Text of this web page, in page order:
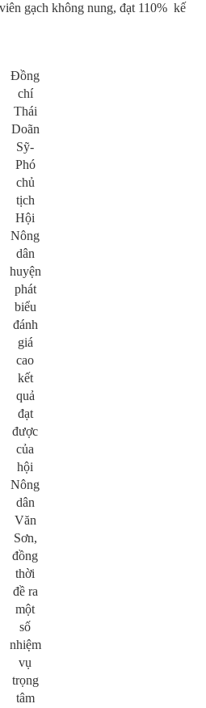
gạch không nung, đạt 110% kế
Đồng
chí
Thái
Doãn
Sỹ-
Phó
chủ
tịch
Hội
Nông
dân
huyện
phát
biểu
đánh
giá
cao
kết
quả
đạt
được
của
hội
Nông
dân
Văn
Sơn,
đồng
thời
đề ra
một
số
nhiệm
vụ
trọng
tâm